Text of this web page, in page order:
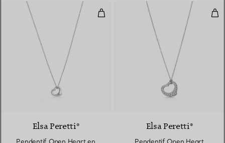
Pendentif Open Heart en
3 Matériaux
Elsa Peretti® Elsa Peretti®